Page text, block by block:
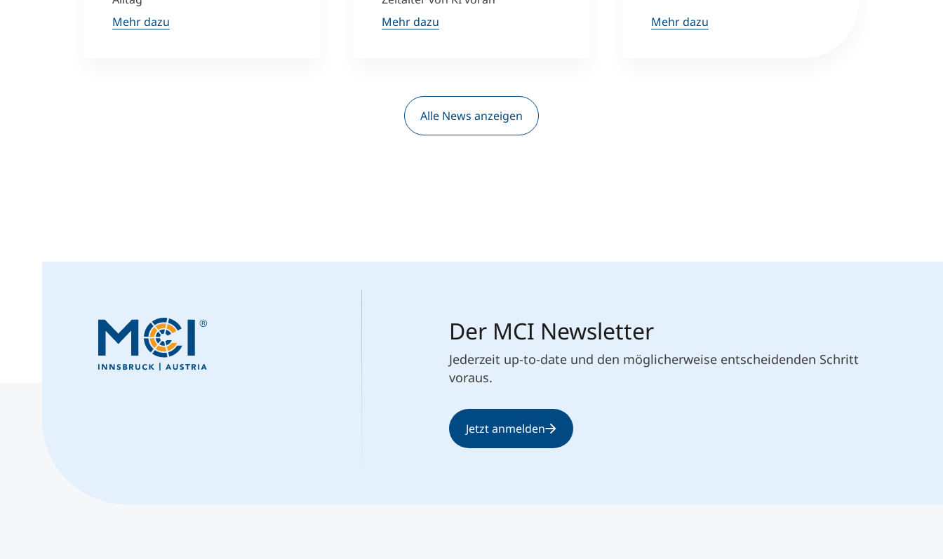
Mehr dazu
Mehr dazu
Mehr dazu
Alle News anzeigen
Der MCI Newsletter
Jederzeit up-to-date und den möglicherweise entscheidenden Schritt
voraus.
Jetzt anmelden